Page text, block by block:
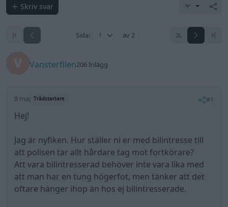
Skriv svar
Sida: av 2
Vansterfilen206 Inlägg
8 maj Trådstartare #1
Hej!
Jag är nyfiken. Hur ställer ni er med bilintresse till
att polisen tar allt hårdare tag mot fortkörare?
Att vara bilintresserad behöver inte vara lika med
att man har en tung högerfot, men tänker att det
oftare hänger ihop än hos ej bilintresserade.